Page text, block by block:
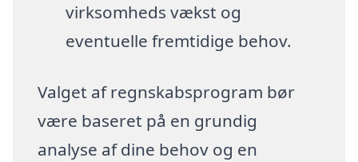
virksomheds vækst og
eventuelle fremtidige behov.
Valget af regnskabsprogram bør
være baseret på en grundig
analyse af dine behov og en